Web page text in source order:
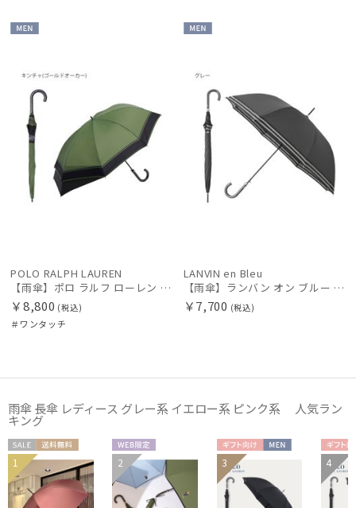
手袋・アームカバー
その他
カラー
価格・割引率
販売状況
入荷状況
POLO RALPH LAUREN
【雨傘】ポロ ラルフ ローレン (POLO RALPH LAUREN) バックパッカー リュックが濡れにくい後ろが伸びる傘
￥8,800 (税込)
＃ワンタッチ
LANVIN en Bleu
【雨傘】ランバン オン ブルー (LANVIN en Bleu) 裾ボーダー 耐風傘 ジャンプ式 ギフト親骨：61～65cm
￥7,700 (税込)
雨傘 長傘 レディース グレー系 イエロー系 ピンク系 人気ラン
キング
セー
ル
送料無
料
ギフト
向け
WOME
N
1
WEB限
定
送料無
料
UNISE
2
ギフト
向け
3
ギフト
向け
4